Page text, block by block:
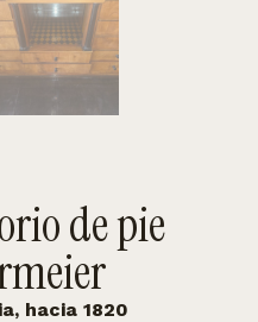
de pie
hacia 1820